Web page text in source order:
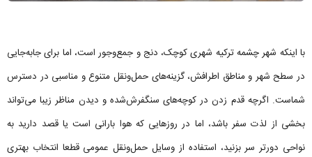
با اینکه شهر چشمه ترکیه شهری کوچک، دنج و جمع‌وجور است، اما برای جابه‌جایی
در سطح شهر و مناطق اطرافش، گزینه‌های حمل‌ونقل متنوع و مناسبی در دسترس
شماست. اگرچه قدم زدن در کوچه‌های سنگفرش‌شده و دیدن مناظر زیبا می‌تواند
بخشی از لذت سفر باشد، اما در روزهایی که هوا بارانی است یا قصد دارید به
نواحی دورتر سر بزنید، استفاده از وسایل حمل‌ونقل عمومی قطعا انتخاب بهتری